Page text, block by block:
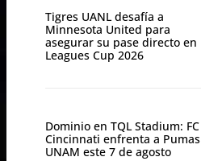
Tigres UANL desafía a
Minnesota United para
asegurar su pase directo en
Leagues Cup 2026
Dominio en TQL Stadium: FC
Cincinnati enfrenta a Pumas
UNAM este 7 de agosto